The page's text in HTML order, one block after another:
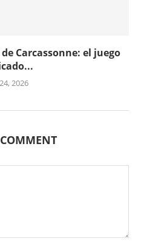
Carcassonne: el juego
2026